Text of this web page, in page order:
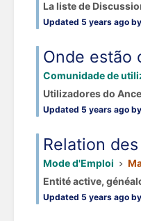
La liste de
Updated 5 years ago
Onde estão
Comunidade de
Utilizadores do
Updated 5 years ago
Relation
Mode d'Emploi
Entité active,
Updated 5 years ago